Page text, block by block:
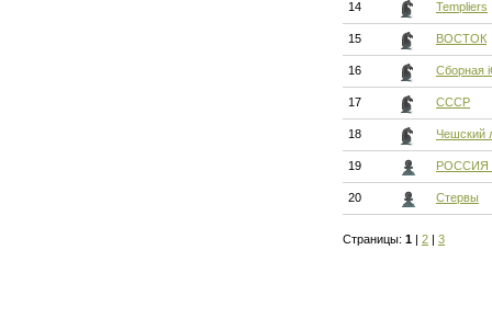
14 Templiers
15 ВОСТОК
16 Сборная
17 СССР
18 Чешский
19 РОССИЯ
20 Стервы
Страницы: 1 | 2 | 3